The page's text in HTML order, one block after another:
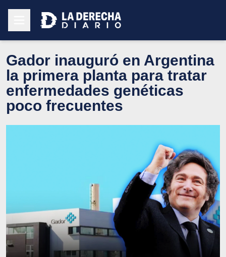
Gador inauguró en Argentina
la primera planta para tratar
enfermedades genéticas
poco frecuentes